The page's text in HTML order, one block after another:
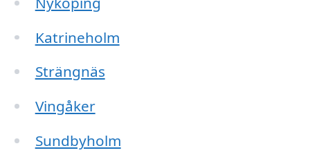
Katrineholm
Strängnäs
Vingåker
Sundbyholm